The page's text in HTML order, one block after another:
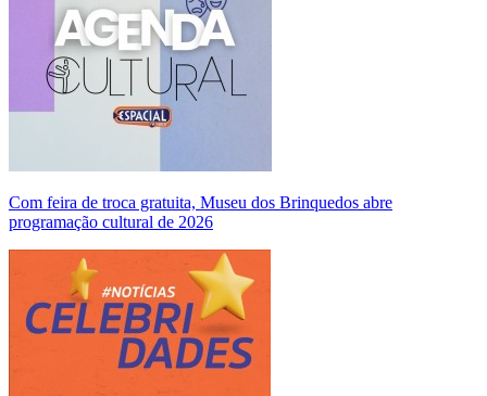
Com feira de troca gratuita, Museu dos Brinquedos abre
programação cultural de 2026